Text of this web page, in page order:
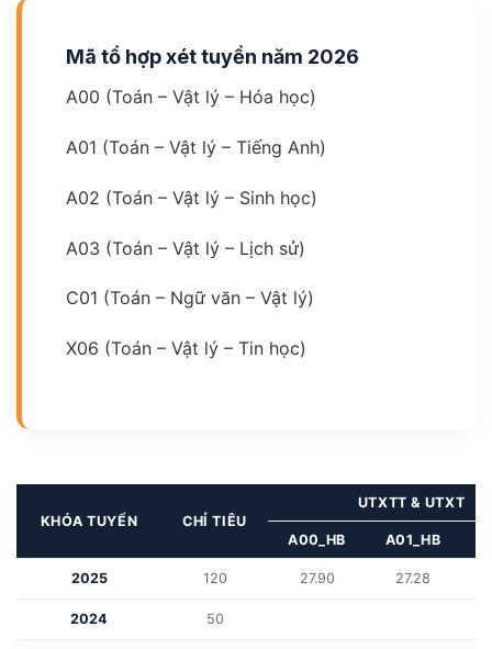
Mã tổ hợp xét tuyển năm 2026
A00 (Toán – Vật lý – Hóa học)
A01 (Toán – Vật lý – Tiếng Anh)
A02 (Toán – Vật lý – Sinh học)
A03 (Toán – Vật lý – Lịch sử)
C01 (Toán – Ngữ văn – Vật lý)
X06 (Toán – Vật lý – Tin học)
KHÓA TUYỂN CHỈ TIÊU
UTXTT & UTXT
A00_HB A01_HB
2025 120 27.90 27.28
2024 50